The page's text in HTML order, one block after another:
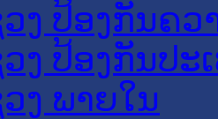
ງ ປ້ອງກັນຄວ
ງ ປ້ອງກັນປະ
ງ ພາຍໃນ